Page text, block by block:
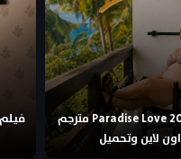
فيلم Paradise Love 2012 مترجم
اون لاين وتحميل